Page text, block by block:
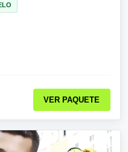
VER PAQUETE